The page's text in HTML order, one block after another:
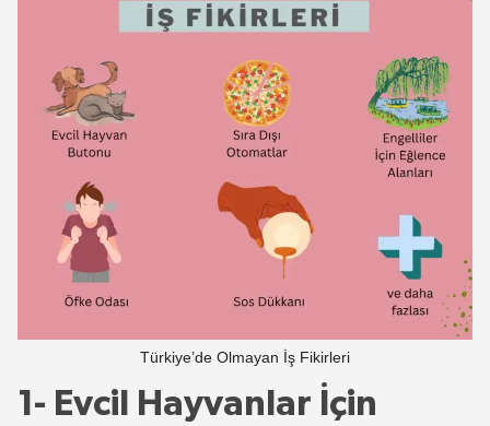
Türkiye’de Olmayan İş Fikirleri
1- Evcil Hayvanlar İçin